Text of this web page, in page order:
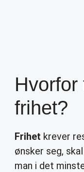
Hvorfor
frihet?
Frihet krever
ønsker seg,
man i det